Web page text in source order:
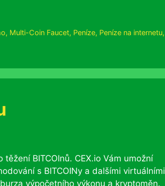
, Multi-Coin Faucet, Peníze, Peníze na internetu,
BITCOInů. CEX.io Vám umožní
s BITCOINy a dalšími virtuálními
výpočetního výkonu a kryptoměn.